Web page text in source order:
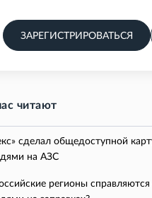
ЗАРЕГИСТРИРОВАТЬСЯ
читают
сделал общедоступной
на АЗС
регионы справляются